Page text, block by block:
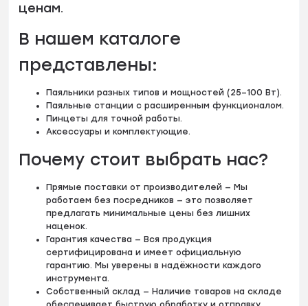
ценам.
В нашем каталоге
представлены:
Паяльники разных типов и мощностей (25–100 Вт).
Паяльные станции с расширенным функционалом.
Пинцеты для точной работы.
Аксессуары и комплектующие.
Почему стоит выбрать нас?
Прямые поставки от производителей — Мы
работаем без посредников — это позволяет
предлагать минимальные цены без лишних
наценок.
Гарантия качества — Вся продукция
сертифицирована и имеет официальную
гарантию. Мы уверены в надёжности каждого
инструмента.
Собственный склад — Наличие товаров на складе